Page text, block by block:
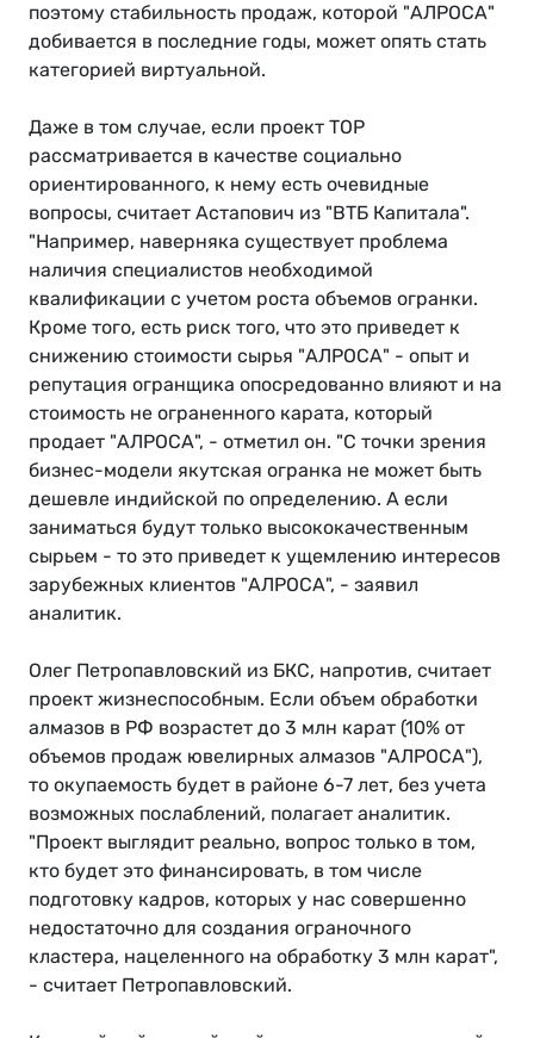
поэтому стабильность продаж, которой "АЛРОСА"
добивается в последние годы, может опять стать
категорией виртуальной.
Даже в том случае, если проект ТОР
рассматривается в качестве социально
ориентированного, к нему есть очевидные
вопросы, считает Астапович из "ВТБ Капитала".
"Например, наверняка существует проблема
наличия специалистов необходимой
квалификации с учетом роста объемов огранки.
Кроме того, есть риск того, что это приведет к
снижению стоимости сырья "АЛРОСА" - опыт и
репутация огранщика опосредованно влияют и на
стоимость не ограненного карата, который
продает "АЛРОСА", - отметил он. "С точки зрения
бизнес-модели якутская огранка не может быть
дешевле индийской по определению. А если
заниматься будут только высококачественным
сырьем - то это приведет к ущемлению интересов
зарубежных клиентов "АЛРОСА", - заявил
аналитик.
Олег Петропавловский из БКС, напротив, считает
проект жизнеспособным. Если объем обработки
алмазов в РФ возрастет до 3 млн карат (10% от
объемов продаж ювелирных алмазов "АЛРОСА"),
то окупаемость будет в районе 6-7 лет, без учета
возможных послаблений, полагает аналитик.
"Проект выглядит реально, вопрос только в том,
кто будет это финансировать, в том числе
подготовку кадров, которых у нас совершенно
недостаточно для создания ограночного
кластера, нацеленного на обработку 3 млн карат",
- считает Петропавловский.